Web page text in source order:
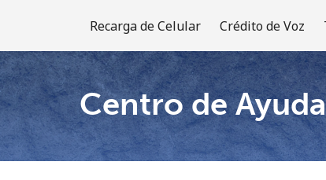
Recarga de Celular Crédito de Voz
¡Bienvenido!
Centro de Ayuda